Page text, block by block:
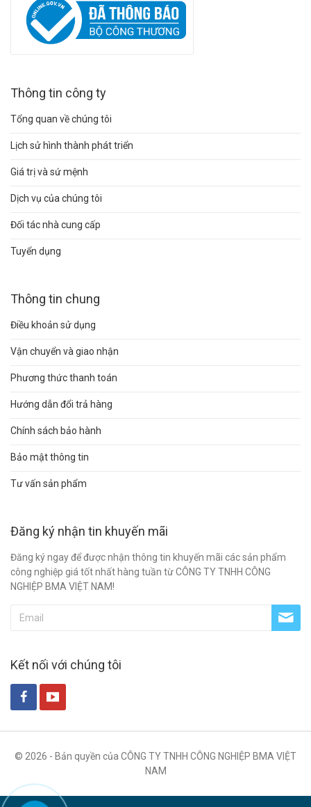
Thông tin công ty
Tổng quan về chúng tôi
Lịch sử hình thành phát triển
Giá trị và sứ mệnh
Dịch vụ của chúng tôi
Đối tác nhà cung cấp
Tuyển dụng
Thông tin chung
Điều khoản sử dụng
Vận chuyển và giao nhận
Phương thức thanh toán
Hướng dẫn đổi trả hàng
Chính sách bảo hành
Bảo mật thông tin
Tư vấn sản phẩm
Đăng ký nhận tin khuyến mãi
Đăng ký ngay để được nhận thông tin khuyến mãi các sản phẩm
công nghiệp giá tốt nhất hàng tuần từ CÔNG TY TNHH CÔNG
NGHIỆP BMA VIỆT NAM!
Kết nối với chúng tôi
© 2026 - Bản quyền của CÔNG TY TNHH CÔNG NGHIỆP BMA VIỆT
NAM